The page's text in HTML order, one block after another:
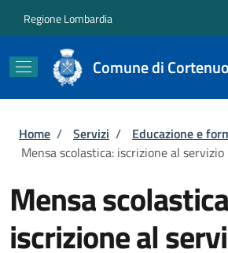
Regione Lombardia
Comune di
Briciole di pane
Home / Servizi / Educazione e
Mensa scolastica: iscrizione al servizio
Mensa
iscrizione al